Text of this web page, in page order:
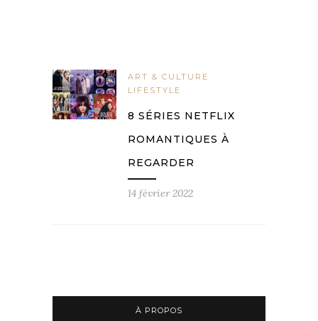
ART & CULTURE
LIFESTYLE
8 SÉRIES NETFLIX
ROMANTIQUES À
REGARDER
14 février 2022
À PROPOS